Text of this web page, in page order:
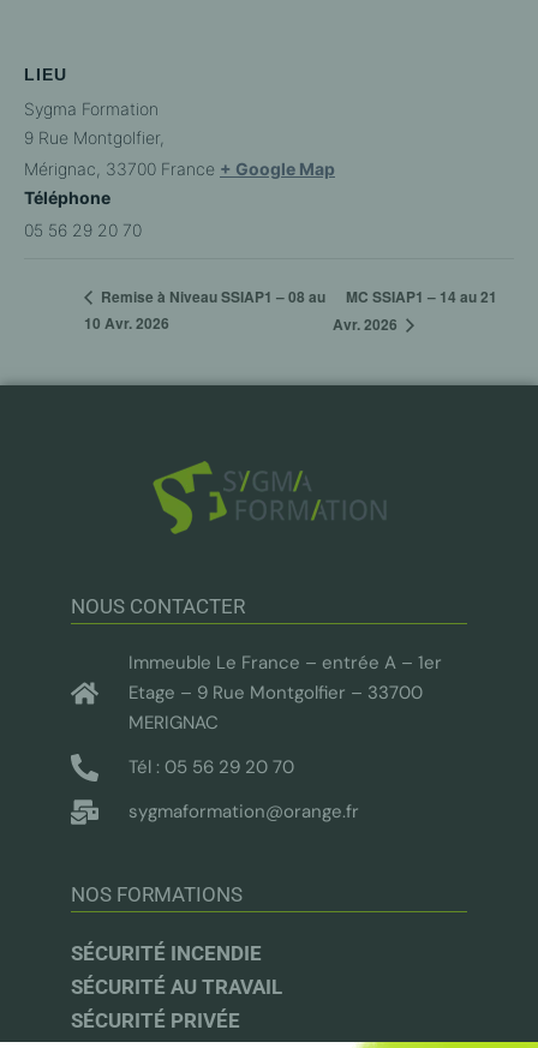
LIEU
Sygma Formation
9 Rue Montgolfier,
Mérignac 33700 France + Google Map
Téléphone
05 56 29 20 70
Remise à Niveau SSIAP1 – 08 au
10 Avr. 2026
MC SSIAP1 – 14 au 21
Avr. 2026
NOUS CONTACTER
Immeuble Le France – entrée A – 1er
Etage – 9 Rue Montgolfier – 33700
MERIGNAC
Tél : 05 56 29 20 70
sygmaformation@orange.fr
NOS FORMATIONS
SÉCURITÉ INCENDIE
SÉCURITÉ AU TRAVAIL
SÉCURITÉ PRIVÉE